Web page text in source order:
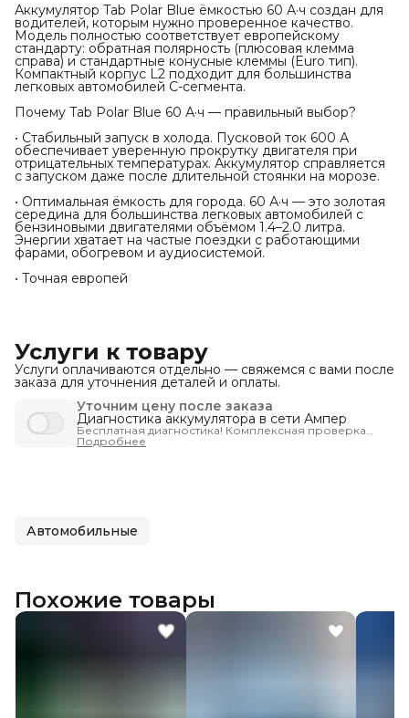
Аккумулятор Tab Polar Blue ёмкостью 60 А·ч создан для
водителей, которым нужно проверенное качество.
Модель полностью соответствует европейскому
стандарту: обратная полярность (плюсовая клемма
справа) и стандартные конусные клеммы (Euro тип).
Компактный корпус L2 подходит для большинства
легковых автомобилей C-сегмента.
Почему Tab Polar Blue 60 А·ч — правильный выбор?
• Стабильный запуск в холода. Пусковой ток 600 А
обеспечивает уверенную прокрутку двигателя при
отрицательных температурах. Аккумулятор справляется
с запуском даже после длительной стоянки на морозе.
• Оптимальная ёмкость для города. 60 А·ч — это золотая
середина для большинства легковых автомобилей с
бензиновыми двигателями объёмом 1.4–2.0 литра.
Энергии хватает на частые поездки с работающими
фарами, обогревом и аудиосистемой.
• Точная европей
Услуги к товару
Услуги оплачиваются отдельно — свяжемся с вами после
заказа для уточнения деталей и оплаты.
Уточним цену после заказа
Диагностика аккумулятора в сети Ампер
Бесплатная диагностика! Комплексная проверка
запуска автомобиля - чтобы вы были уверены, что
машина заведётся тогда, когда нужно.
Подробнее
Автомобильные
Похожие товары